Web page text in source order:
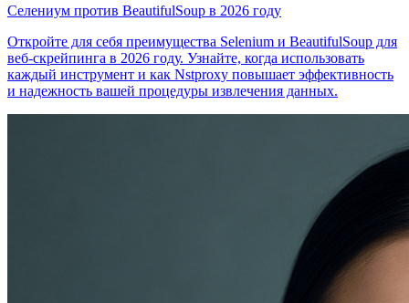
Селениум против BeautifulSoup в 2026 году
Откройте для себя преимущества Selenium и BeautifulSoup для
веб-скрейпинга в 2026 году. Узнайте, когда использовать
каждый инструмент и как Nstproxy повышает эффективность
и надежность вашей процедуры извлечения данных.